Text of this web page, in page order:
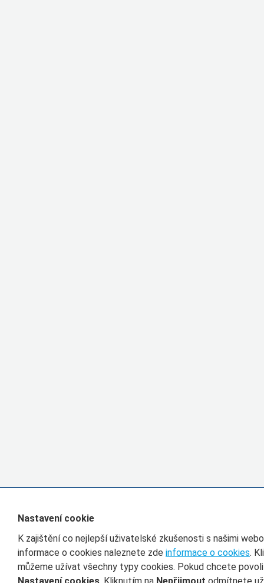
Nastavení cookie
K zajištění co nejlepší uživatelské zkušenosti s našimi
informace o cookies naleznete zde informace o cookies.
můžeme užívat všechny typy cookies. Pokud chcete